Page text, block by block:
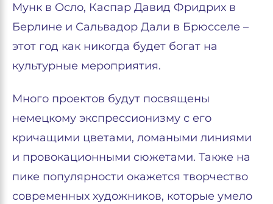
Мунк в Осло, Каспар Давид Фридрих в
Берлине и Сальвадор Дали в Брюсселе –
этот год как никогда будет богат на
культурные мероприятия.
Много проектов будут посвящены
немецкому экспрессионизму с его
кричащими цветами, ломаными линиями
и провокационными сюжетами. Также на
пике популярности окажется творчество
современных художников, которые умело